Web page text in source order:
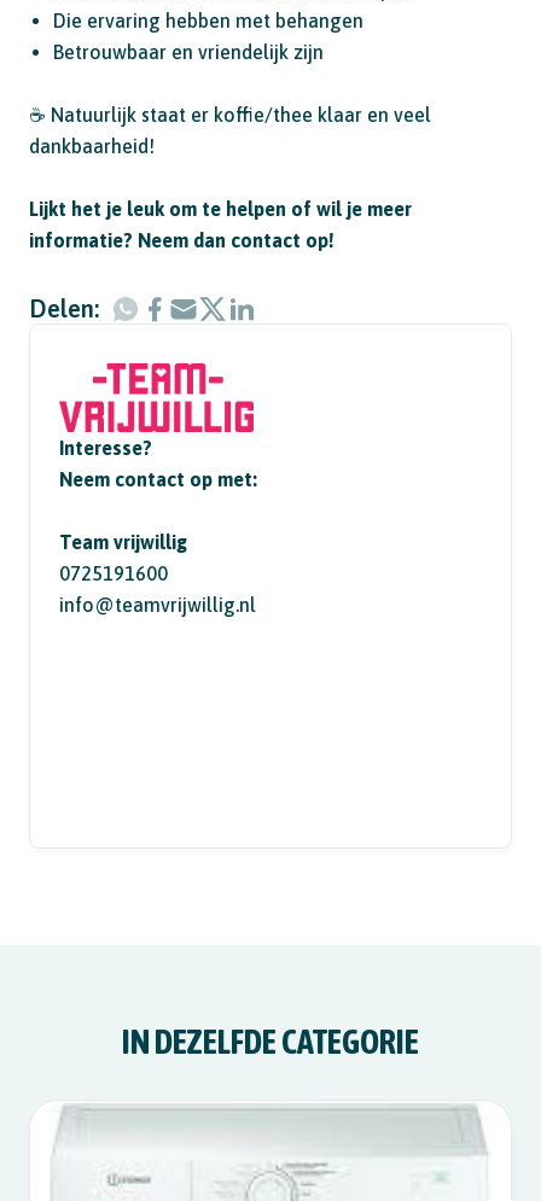
Die ervaring hebben met behangen
Betrouwbaar en vriendelijk zijn
☕ Natuurlijk staat er koffie/thee klaar en veel
dankbaarheid!
Lijkt het je leuk om te helpen of wil je meer
informatie? Neem dan contact op!
Delen:
Interesse?
Neem contact op met:
Team vrijwillig
0725191600
info@teamvrijwillig.nl
IN DEZELFDE CATEGORIE